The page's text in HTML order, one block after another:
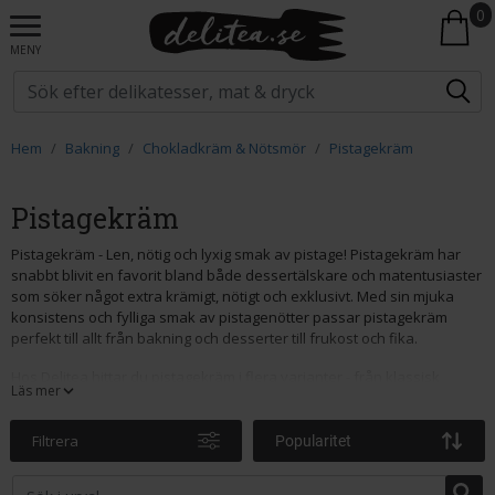
MENY
0
Hem Bakning Chokladkräm & Nötsmör Pistagekräm
Pistagekräm
Pistagekräm - Len, nötig och lyxig smak av pistage! Pistagekräm har
snabbt blivit en favorit bland både dessertälskare och matentusiaster
som söker något extra krämigt, nötigt och exklusivt. Med sin mjuka
konsistens och fylliga smak av pistagenötter passar pistagekräm
perfekt till allt från bakning och desserter till frukost och fika.
bredbar pistagekräm till premiumalternativ med hög andel
pistagenötter och extra intensiv smak. Pistagekräm är lika god att bre
på rostat bröd som att använda i bakverk, glass, croissanter,
pannkakor eller som fyllning i tårtor och praliner.
Läs mer
Filtrera Popularitet